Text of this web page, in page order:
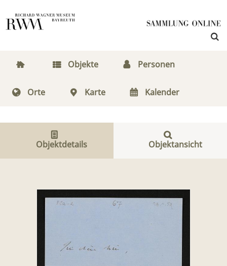
Objekte Personen
Orte Karte Kalender
Objektdetails Objektansicht